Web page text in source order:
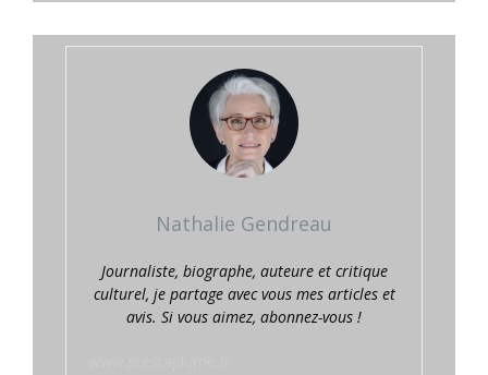
Nathalie Gendreau
Journaliste, biographe, auteure et critique
culturel, je partage avec vous mes articles et
avis. Si vous aimez, abonnez-vous !